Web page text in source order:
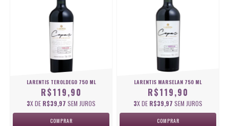
LARENTIS TEROLDEGO 750 ML
R$119,90
3X DE R$39,97 SEM JUROS
LARENTIS MARSELAN 750 ML
R$119,90
3X DE R$39,97 SEM JUROS